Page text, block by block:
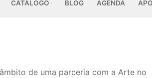
CATÁLOGO BLOG AGENDA
de uma parceria com a Arte no